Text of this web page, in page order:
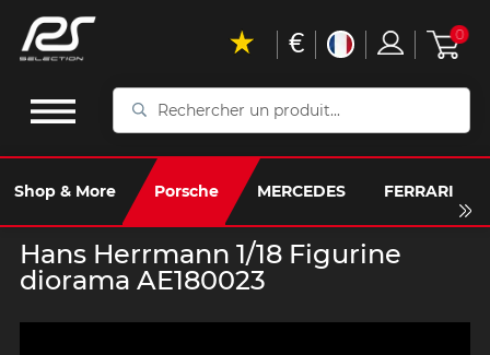
Rechercher
produit...
Shop & More Porsche MERCEDES FERRARI
€ 0
Hans Herrmann 1/18 Figurine
diorama AE180023